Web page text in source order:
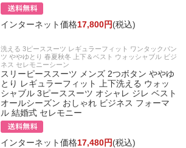
インターネット価格17,800円(税込)
洗える 3ピーススーツ レギュラーフィット ワンタックパン
ツ ややゆとり 春夏秋冬 上下＆ベスト ウォッシャブル ビジ
ネス セレモニーシーン
スリーピーススーツ メンズ 2つボタン ややゆ
とり レギュラーフィット 上下洗える ウォッ
シャブル 3ピーススーツ オシャレ ジレ ベスト
オールシーズン おしゃれ ビジネス フォーマ
ル 結婚式 セレモニー
インターネット価格17,480円(税込)